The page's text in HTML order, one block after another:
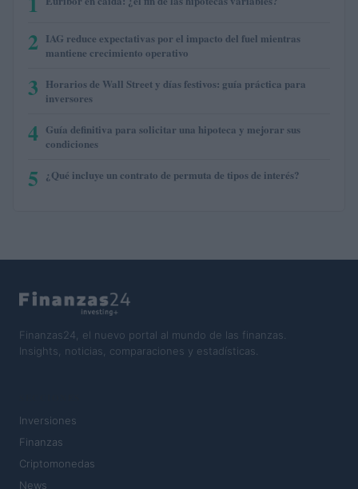
2 IAG reduce expectativas por el impacto del fuel mientras
mantiene crecimiento operativo
3 Horarios de Wall Street y días festivos: guía práctica para
inversores
4 Guía definitiva para solicitar una hipoteca y mejorar sus
condiciones
5 ¿Qué incluye un contrato de permuta de tipos de interés?
Finanzas24, el nuevo portal al mundo de las finanzas.
Insights, noticias, comparaciones y estadísticas.
Inversiones
Finanzas
Criptomonedas
News